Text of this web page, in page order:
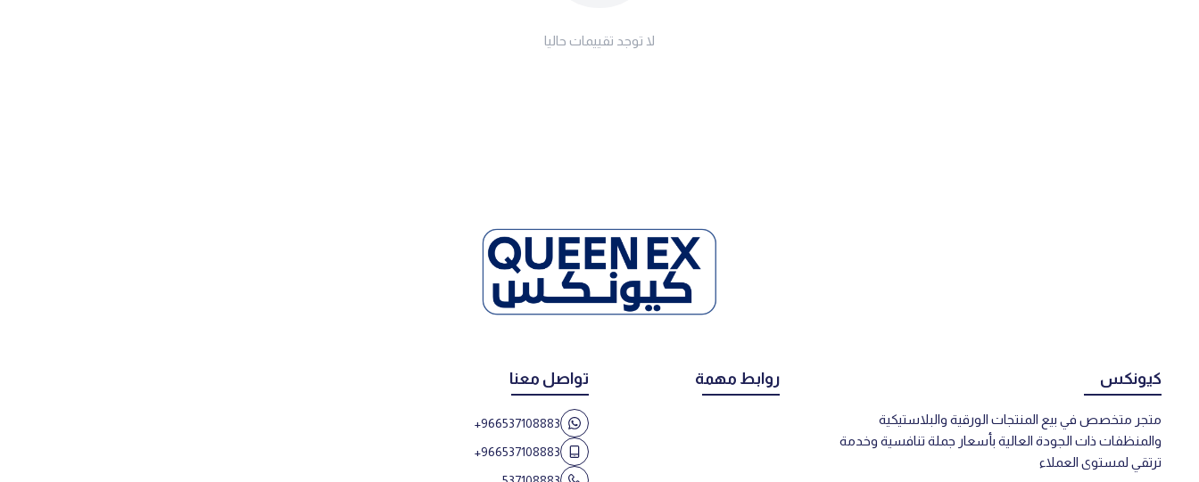
لا توجد تقييمات حاليا
كيونكس
متجر متخصص في بيع المنتجات الورقية والبلاستيكية
والمنظفات ذات الجودة العالية بأسعار جملة تنافسية وخدمة
ترتقي لمستوى العملاء
روابط مهمة تواصل معنا
+966537108883
+966537108883